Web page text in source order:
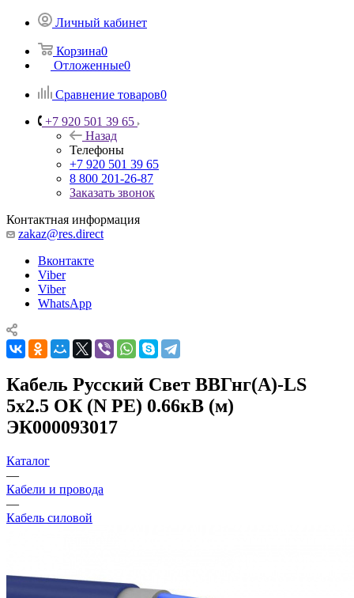
Личный кабинет
Корзина0
Отложенные0
Сравнение товаров0
+7 920 501 39 65
Назад
Телефоны
+7 920 501 39 65
8 800 201-26-87
Заказать звонок
Контактная информация
zakaz@res.direct
Вконтакте
Viber
Viber
WhatsApp
Кабель Русский Свет ВВГнг(А)-LS
5х2.5 ОК (N PE) 0.66кВ (м)
ЭК000093017
Каталог
—
Кабели и провода
—
Кабель силовой